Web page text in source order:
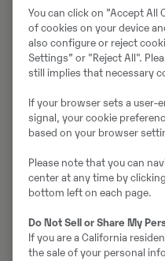
Beständen
anzubieten. Gleichzeitig
Verbundes Zugriff auf
Maschinenflotte von
Bereichsleiter
das Konzept. Die
Baumaschinen GmbH
erreichen, da das Portal
den Webshop von
Sämtliche
Elektromaschinen
You can click on ”Accept All
of cookies on your device
also configure or reject
Settings” or "Reject All".
still implies that necessary
If your browser sets a user-
signal, your cookie
based on your browser
Please note that you can
center at any time by
bottom left on each page.
Do Not Sell or Share My
If you are a California
the sale of your personal